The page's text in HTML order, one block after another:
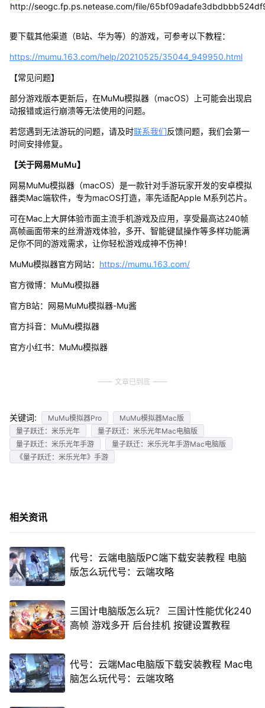
要下载其他渠道（B站、华为等）的游戏，可参考以下教程：
https://mumu.163.com/help/20210525/35044_949950.html
【常见问题】
部分游戏版本更新后，在MuMu模拟器（macOS）上可能会出现启
动报错或运行崩溃等无法使用的问题。
若您遇到无法游玩的问题，请及时联系我们反馈问题，我们会第一
时间安排修复。
【关于网易MuMu】
网易MuMu模拟器（macOS）是一款针对手游玩家开发的安卓模拟
器类Mac端软件，专为macOS打造，率先适配Apple M系列芯片。
可在Mac上大屏体验市面主流手机游戏及应用，享受最高达240帧
高帧画面带来的丝滑游戏体验，多开、智能键鼠操作等多样功能满
足你不同的游戏需求，让你轻松游戏成神不伤神！
MuMu模拟器官方网站： https://mumu.163.com/
官方微博：MuMu模拟器
官方B站：网易MuMu模拟器-Mu酱
官方抖音：MuMu模拟器
官方小红书：MuMu模拟器
文章已到底
关键词: MuMu模拟器Pro
MuMu模拟器Mac版
量子跃迁：米乐光年
量子跃迁：米乐光年Mac电脑版
量子跃迁：米乐光年手游
量子跃迁：米乐光年手游Mac电脑版
《量子跃迁：米乐光年》手游
相关资讯
代号：云端电脑版PC端下载安装教程 电脑
版怎么玩代号：云端攻略
三国计电脑版怎么玩？ 三国计性能优化240
高帧 游戏多开 后台挂机 按键设置教程
代号：云端Mac电脑版下载安装教程 Mac电
脑怎么玩代号：云端攻略